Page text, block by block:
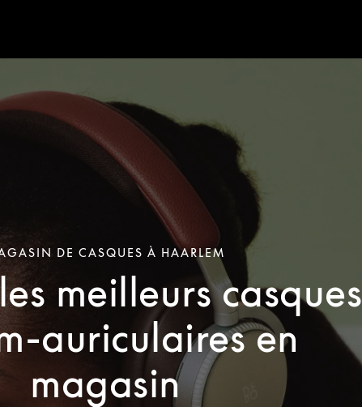
DE CASQUES À HAARLEM
meilleurs casques
auriculaires en
magasin